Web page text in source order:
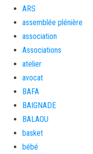
ARS
assemblée plénière
association
Associations
atelier
avocat
BAFA
BAIGNADE
BALAOU
basket
bébé